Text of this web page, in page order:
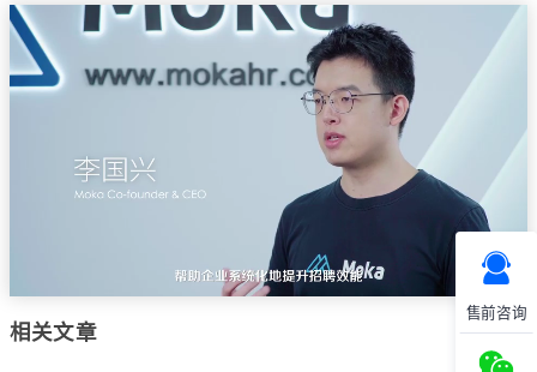
售前咨询
相关文章